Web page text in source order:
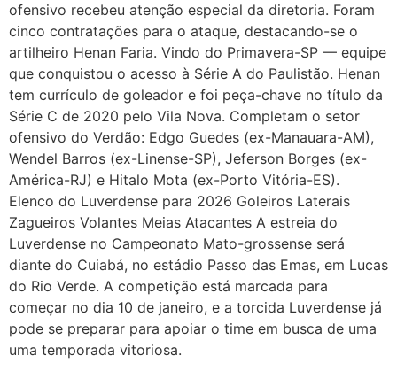
ofensivo recebeu atenção especial da diretoria. Foram
cinco contratações para o ataque, destacando-se o
artilheiro Henan Faria. Vindo do Primavera-SP — equipe
que conquistou o acesso à Série A do Paulistão. Henan
tem currículo de goleador e foi peça-chave no título da
Série C de 2020 pelo Vila Nova. Completam o setor
ofensivo do Verdão: Edgo Guedes (ex-Manauara-AM),
Wendel Barros (ex-Linense-SP), Jeferson Borges (ex-
América-RJ) e Hitalo Mota (ex-Porto Vitória-ES).
Elenco do Luverdense para 2026 Goleiros Laterais
Zagueiros Volantes Meias Atacantes A estreia do
Luverdense no Campeonato Mato-grossense será
diante do Cuiabá, no estádio Passo das Emas, em Lucas
do Rio Verde. A competição está marcada para
começar no dia 10 de janeiro, e a torcida Luverdense já
pode se preparar para apoiar o time em busca de uma
uma temporada vitoriosa.